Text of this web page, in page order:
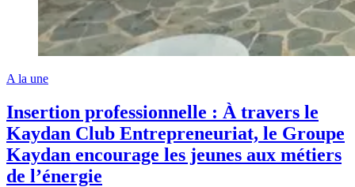
A la une
Insertion professionnelle : À travers le
Kaydan Club Entrepreneuriat, le Groupe
Kaydan encourage les jeunes aux métiers
de l’énergie